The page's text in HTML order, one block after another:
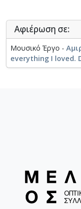
Αφιέρωση σε:
Μουσικό Έργο -
everything I loved.